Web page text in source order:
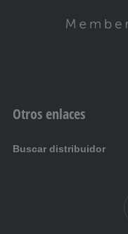
Otros enlaces
Buscar distribuidor